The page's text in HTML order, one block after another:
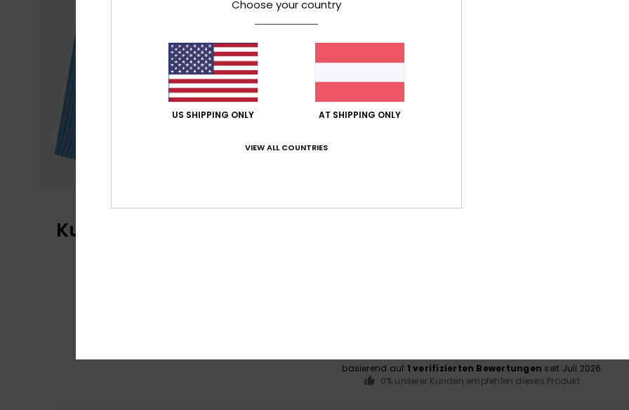
Kundenbewertungen
basierend auf 1 verifizierten Bewertungen seit Juli 2026
0% unserer Kunden empfehlen dieses Produkt
Choose your country
US SHIPPING ONLY AT SHIPPING ONLY
VIEW ALL COUNTRIES